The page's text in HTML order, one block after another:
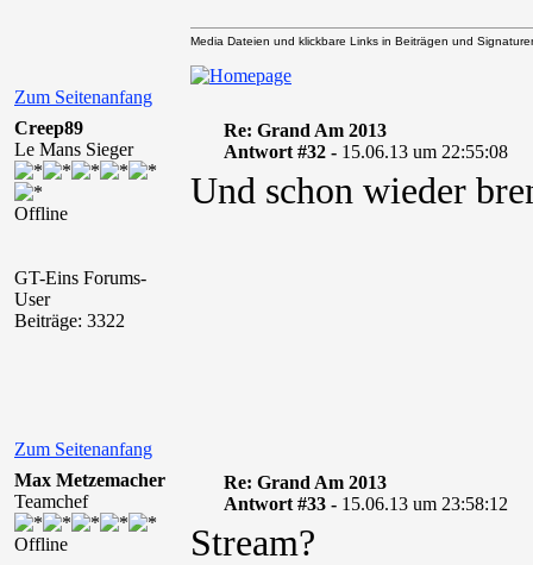
Zum Seitenanfang
Media Dateien und klickbare Links in Beiträgen und
Creep89
Le Mans Sieger
Offline
GT-Eins Forums-
User
Beiträge: 3322
Re: Grand Am 2013
Antwort #32 - 15.06.13 um 22:55:08
Und schon wieder
Zum Seitenanfang
Max Metzemacher
Teamchef
Offline
Re: Grand Am 2013
Antwort #33 - 15.06.13 um 23:58:12
Stream?